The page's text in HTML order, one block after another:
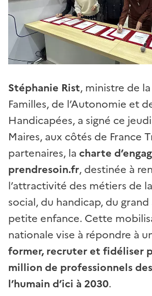
Stéphanie Rist, ministre de
Familles, de l’Autonomie et
Handicapées, a signé ce
Maires, aux côtés de France
partenaires, la charte
prendresoin.fr, destinée à
l’attractivité des métiers de
social, du handicap, du
petite enfance. Cette
nationale vise à répondre à
former, recruter et fidéliser
million de professionnels
l’humain d’ici à 2030.